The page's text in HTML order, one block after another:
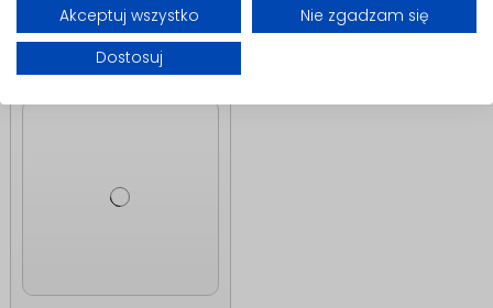
Akceptuj wszystko
Nie zgadzam się
Dostosuj
koszyka
koszyka